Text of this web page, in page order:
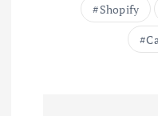
Shopify